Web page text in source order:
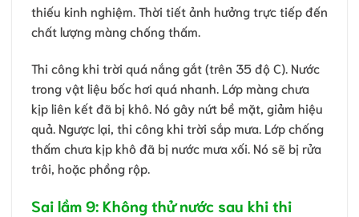
thiếu kinh nghiệm. Thời tiết ảnh hưởng trực tiếp đến
chất lượng màng chống thấm.
Thi công khi trời quá nắng gắt (trên 35 độ C). Nước
trong vật liệu bốc hơi quá nhanh. Lớp màng chưa
kịp liên kết đã bị khô. Nó gây nứt bề mặt, giảm hiệu
quả. Ngược lại, thi công khi trời sắp mưa. Lớp chống
thấm chưa kịp khô đã bị nước mưa xối. Nó sẽ bị rửa
trôi, hoặc phồng rộp.
Sai lầm 9: Không thử nước sau khi thi